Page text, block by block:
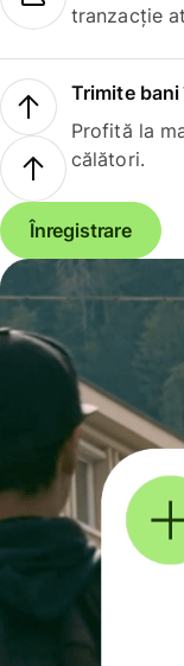
tranzacție
Trimite
Profită la
călători.
Înregistrare